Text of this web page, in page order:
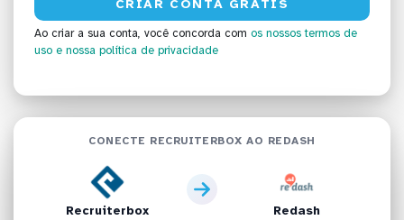
Ao criar a sua conta, você concorda com os nossos termos de
uso e nossa política de privacidade
CONECTE RECRUITERBOX AO REDASH
Recruiterbox Redash